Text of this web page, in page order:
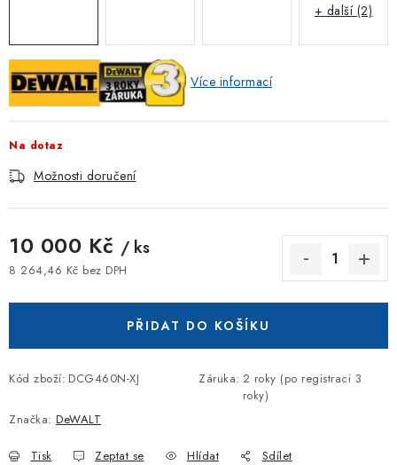
Více informací
Na dotaz
Možnosti doručení
10 000 Kč / ks
8 264,46 Kč bez DPH
PŘIDAT DO KOŠÍKU
Kód zboží: DCG460N-XJ Záruka: 2 roky (po registraci 3
roky)
Značka: DeWALT
Tisk Zeptat se Hlídat Sdílet
+ další (2)